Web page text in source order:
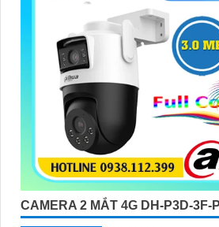
CAMERA 2 MẮT 4G DH-P3D-3F-